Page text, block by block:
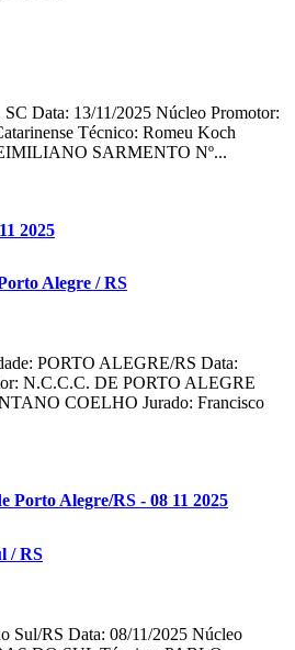
Data: 13/11/2025 Núcleo Promotor:
Técnico: Romeu Koch
SARMENTO Nº...
2025
Alegre / RS
PORTO ALEGRE/RS Data:
N.C.C.C. DE PORTO ALEGRE
COELHO Jurado: Francisco
Porto Alegre/RS - 08 11 2025
/ RS
Sul/RS Data: 08/11/2025 Núcleo